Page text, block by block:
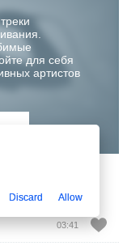
для себя
артистов
03:41
Discard Allow